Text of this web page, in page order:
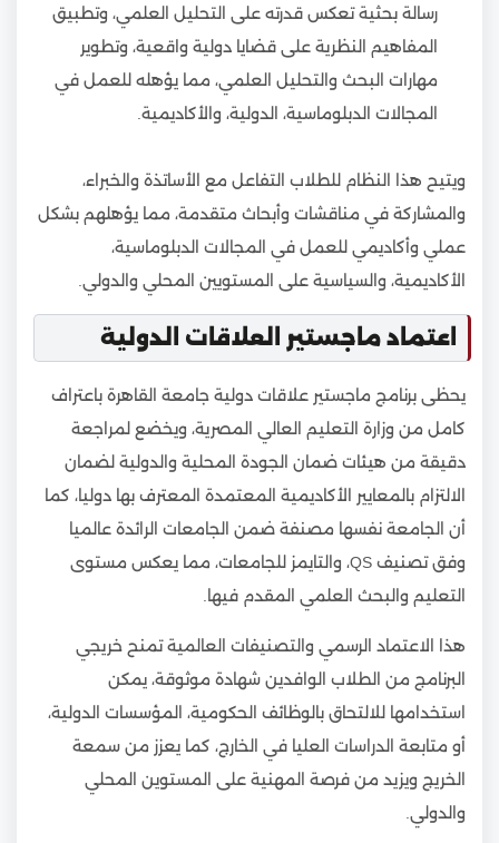
رسالة بحثية تعكس قدرته على التحليل العلمي، وتطبيق
المفاهيم النظرية على قضايا دولية واقعية، وتطوير
مهارات البحث والتحليل العلمي، مما يؤهله للعمل في
المجالات الدبلوماسية، الدولية، والأكاديمية.
ويتيح هذا النظام للطلاب التفاعل مع الأساتذة والخبراء،
والمشاركة في مناقشات وأبحاث متقدمة، مما يؤهلهم بشكل
عملي وأكاديمي للعمل في المجالات الدبلوماسية،
الأكاديمية، والسياسية على المستويين المحلي والدولي.
اعتماد ماجستير العلاقات الدولية
يحظى برنامج ماجستير علاقات دولية جامعة القاهرة باعتراف
كامل من وزارة التعليم العالي المصرية، ويخضع لمراجعة
دقيقة من هيئات ضمان الجودة المحلية والدولية لضمان
الالتزام بالمعايير الأكاديمية المعتمدة المعترف بها دوليا، كما
أن الجامعة نفسها مصنفة ضمن الجامعات الرائدة عالميا
وفق تصنيف QS، والتايمز للجامعات، مما يعكس مستوى
التعليم والبحث العلمي المقدم فيها.
هذا الاعتماد الرسمي والتصنيفات العالمية تمنح خريجي
البرنامج من الطلاب الوافدين شهادة موثوقة، يمكن
استخدامها للالتحاق بالوظائف الحكومية، المؤسسات الدولية،
أو متابعة الدراسات العليا في الخارج، كما يعزز من سمعة
الخريج ويزيد من فرصة المهنية على المستوين المحلي
والدولي.